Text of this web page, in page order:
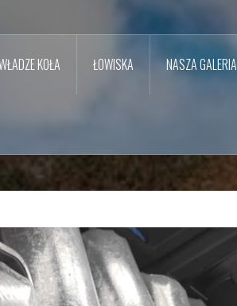
KOŁA ŁOWISKA NASZA GALERIA